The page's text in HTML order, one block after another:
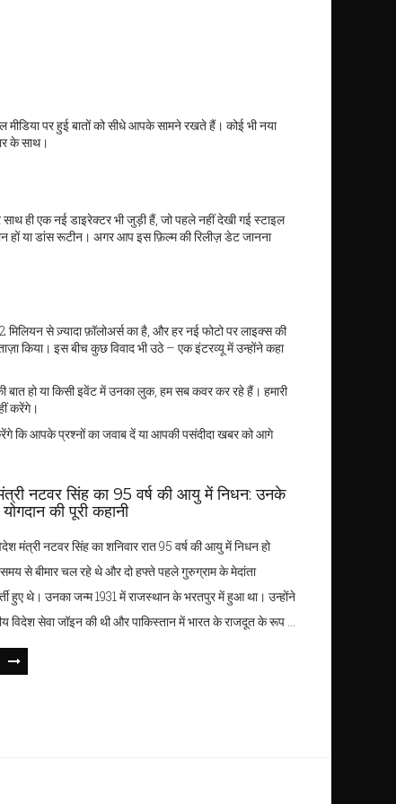
पर हुई बातों को सीधे आपके सामने रखते हैं। कोई भी नया
के साथ।
ही एक नई डाइरेक्टर भी जुड़ी हैं, जो पहले नहीं देखी गई स्टाइल
हों या डांस रूटीन। अगर आप इस फ़िल्म की रिलीज़ डेट जानना
से ज़्यादा फ़ॉलोअर्स का है, और हर नई फोटो पर लाइक्स की
किया। इस बीच कुछ विवाद भी उठे – एक इंटरव्यू में उन्होंने कहा
बात हो या किसी इवेंट में उनका लुक, हम सब कवर कर रहे हैं। हमारी
करेंगे।
कि आपके प्रश्नों का जवाब दें या आपकी पसंदीदा खबर को आगे
नटवर सिंह का 95 वर्ष की आयु में निधन: उनके
की पूरी कहानी
मंत्री नटवर सिंह का शनिवार रात 95 वर्ष की आयु में निधन हो
से बीमार चल रहे थे और दो हफ्ते पहले गुरुग्राम के मेदांता
हुए थे। उनका जन्म 1931 में राजस्थान के भरतपुर में हुआ था। उन्होंने
विदेश सेवा जॉइन की थी और पाकिस्तान में भारत के राजदूत के रूप में